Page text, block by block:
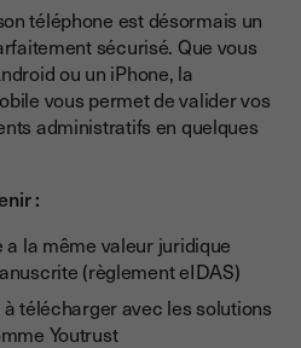
téléphone est désormais un
sécurisé. Que vous
ou un iPhone, la
vous permet de valider vos
administratifs en quelques
:
la même valeur juridique
(règlement eIDAS)
télécharger avec les solutions
Youtrust